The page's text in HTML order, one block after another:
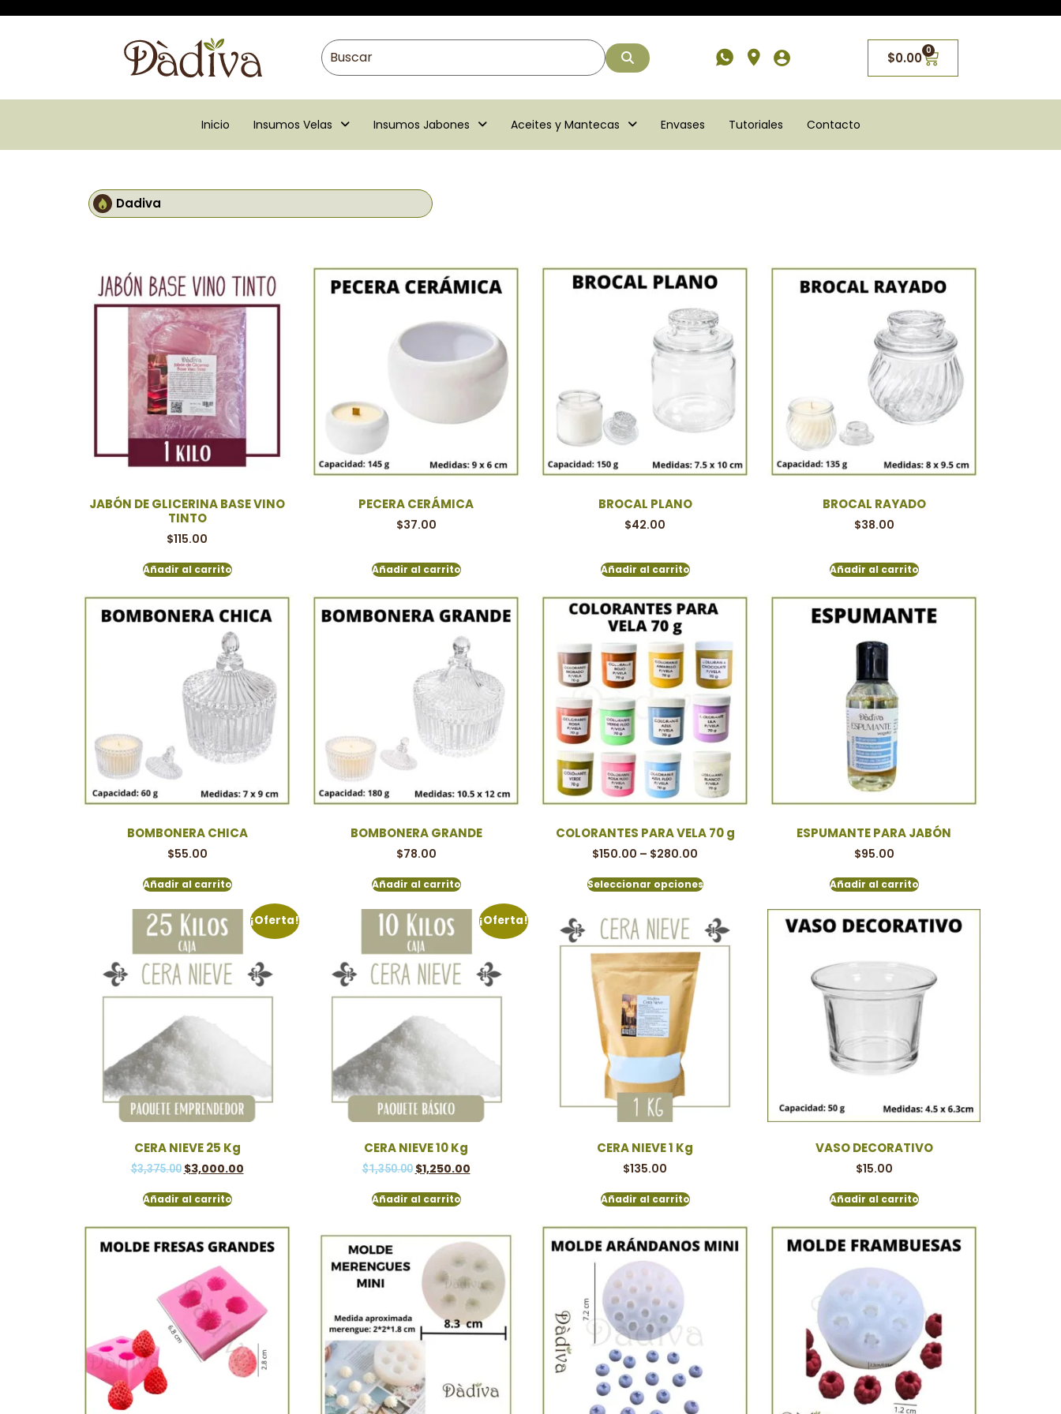
$0.00 0
Inicio Insumos Velas Insumos Jabones Aceites y Mantecas Envases Tutoriales Contacto
Dadiva
JABÓN DE GLICERINA BASE VINO
TINTO
$115.00
Añadir al carrito
PECERA CERÁMICA
$37.00
Añadir al carrito
BROCAL PLANO
$42.00
Añadir al carrito
BROCAL RAYADO
$38.00
Añadir al carrito
BOMBONERA CHICA
$55.00
Añadir al carrito
BOMBONERA GRANDE
$78.00
Añadir al carrito
COLORANTES PARA VELA 70 g
$150.00 – $280.00
Seleccionar opciones
ESPUMANTE PARA JABÓN
$95.00
Añadir al carrito
¡Oferta!
CERA NIEVE 25 Kg
$3,375.00 $3,000.00
Añadir al carrito
¡Oferta!
CERA NIEVE 10 Kg
$1,350.00 $1,250.00
Añadir al carrito
CERA NIEVE 1 Kg
$135.00
Añadir al carrito
VASO DECORATIVO
$15.00
Añadir al carrito